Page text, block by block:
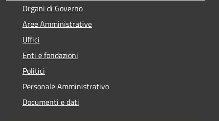
Organi di Governo
Aree Amministrative
Uffici
Enti e fondazioni
Politici
Personale Amministrativo
Documenti e dati